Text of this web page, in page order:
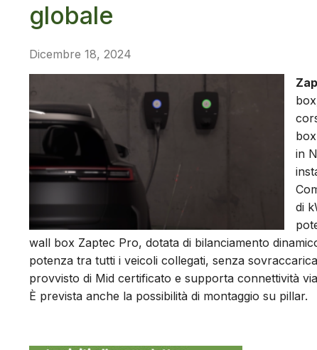
globale
Dicembre 18, 2024
in
di
wall box Zaptec Pro, dotata di bilanciamento
potenza tra tutti i veicoli collegati, senza
provvisto di Mid certificato e supporta connettività
È prevista anche la possibilità di montaggio su pillar.